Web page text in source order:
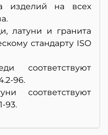
изделий на всех
латуни и гранита
стандарту ISO
соответствуют
96.
соответствуют
93.